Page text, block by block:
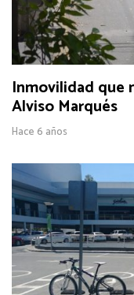
Inmovilidad que
Alviso Marqués
Hace 6 años